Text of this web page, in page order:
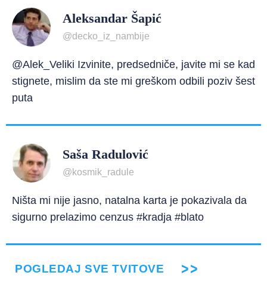
Aleksandar Šapić
@decko_iz_nambije
@Alek_Veliki Izvinite, predsedniče, javite mi se kad
stignete, mislim da ste mi greškom odbili poziv šest
puta
Saša Radulović
@kosmik_radule
Ništa mi nije jasno, natalna karta je pokazivala da
sigurno prelazimo cenzus #kradja #blato
POGLEDAJ SVE TVITOVE